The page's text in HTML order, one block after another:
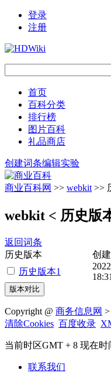
登录
注册
首页
百科分类
排行榜
图片百科
礼品商店
创建词条编辑实验
商业百科网 >> webkit >>
webkit < 历史版
返回词条
历史版本
创
历史版本1
18:31
Copyright @ 商务信息网
清除Cookies 百度收录
当前时区GMT + 8 现在时
联系我们